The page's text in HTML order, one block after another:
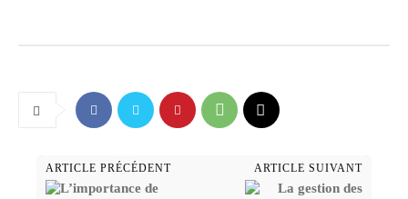
ARTICLE PRÉCÉDENT ARTICLE SUIVANT